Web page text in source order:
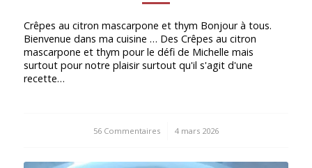
Crêpes au citron mascarpone et thym Bonjour à tous.
Bienvenue dans ma cuisine … Des Crêpes au citron
mascarpone et thym pour le défi de Michelle mais
surtout pour notre plaisir surtout qu'il s'agit d'une
recette…
56 Commentaires
/ 4 mars 2026